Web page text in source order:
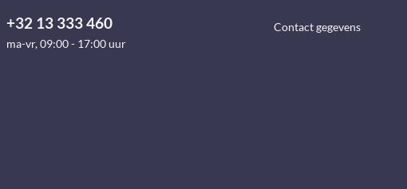
+32 13 333 460
ma-vr, 09:00 - 17:00 uur
Contact gegevens